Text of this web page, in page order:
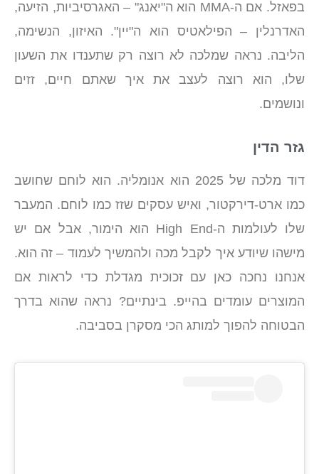
בפאזל. אם ה-MMA הוא ה"יאנג" – האגרסיביות, הזיעה,
האדרנלין – הפילאטיס הוא ה"יין". האיזון, הנשימה,
הליבה. נראה שמלכה לא רוצה רק שתענדו את השעון
שלו, הוא רוצה לעצב את איך שאתם חיים, זזים
ונושמים.
גזר הדין
דוד מלכה של 2025 הוא אנומליה. הוא לוחם שחושב
כמו ארט-דירקטור, ואיש עסקים שזז כמו לוחם. המעבר
שלו לעולמות ה-High End הוא הימור, אבל אם יש
מישהו שיודע איך לקבל מכה ולהמשיך לעמוד – זה הוא.
אנחנו נחכה כאן עם זכוכית מגדלת כדי לראות אם
המוצרים עומדים בהייפ. בינתיים? נראה שהוא בדרך
הבטוחה להפוך למותג הכי מסקרן בסביבה.